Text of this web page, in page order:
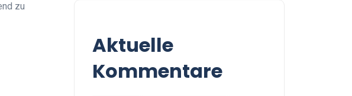
zu
Aktuelle
Kommentare